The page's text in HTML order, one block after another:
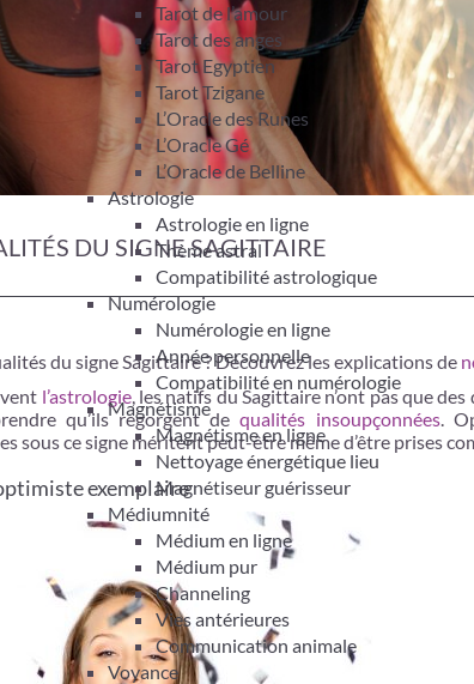
Tarot de l’amour
Tarot des anges
Tarot Egyptien
Tarot Tzigane
L’Oracle des Runes
L’Oracle Gé
L’Oracle de Belline
Astrologie
Astrologie en ligne
Thème astral
Compatibilité astrologique
Numérologie
Numérologie en ligne
Année personnelle
Compatibilité en numérologie
Magnétisme
Magnétisme en ligne
Nettoyage énergétique lieu
Magnétiseur guérisseur
Médiumnité
Médium en ligne
Médium pur
Channeling
Vies antérieures
Communication animale
Voyance
DU SIGNE SAGITTAIRE
du signe Sagittaire ? Découvrez les explications de
l’astrologie, les natifs du Sagittaire n’ont pas que
qu’ils regorgent dequalités insoupçonnées.
sous ce signe méritent peut-être même d’être prises
exemplaire